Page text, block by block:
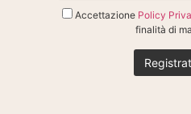
Accettazione Policy
finalità di